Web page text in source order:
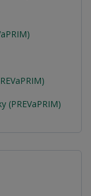
(PREVaPRIM)